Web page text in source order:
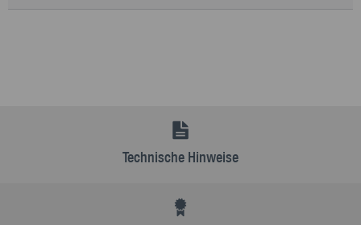
Technische Hinweise